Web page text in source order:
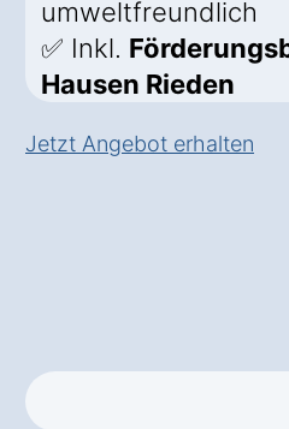
umweltfreundlich
✅ Inkl.
Hausen Rieden
Jetzt Angebot erhalten